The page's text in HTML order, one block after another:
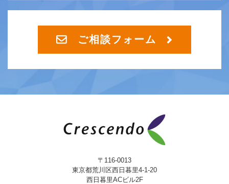
ご相談フォーム
〒116-0013
東京都荒川区西日暮里4-1-20
西日暮里ACビル2F